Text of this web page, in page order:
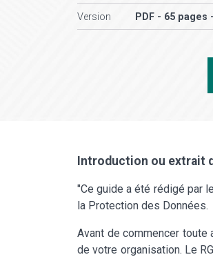
Version PDF - 65 pages
Introduction ou extrait
"Ce guide a été rédigé par
la Protection des Données.
Avant de commencer
de votre organisation. Le